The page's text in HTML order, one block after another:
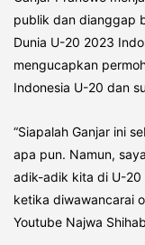
publik dan dianggap
Dunia U-20 2023
mengucapkan
Indonesia U-20 dan
“Siapalah Ganjar ini
apa pun. Namun,
adik-adik kita di U-20
ketika diwawancarai
Youtube Najwa